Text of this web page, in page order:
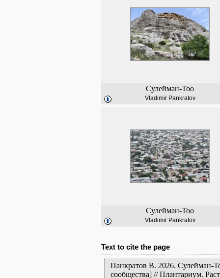
Сулейман-Тоо
Vladimir Pankratov
Сулейман-Тоо
Vladimir Pankratov
Text to cite the page
Панкратов В. 2026. Сулейман-
сообщества] // Плантариум.